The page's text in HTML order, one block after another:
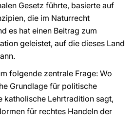
Gesetz führte, basierte auf
die im Naturrecht
es hat einen Beitrag zum
geleistet, auf die dieses Land
folgende zentrale Frage: Wo
Grundlage für politische
katholische Lehrtradition sagt,
für rechtes Handeln der